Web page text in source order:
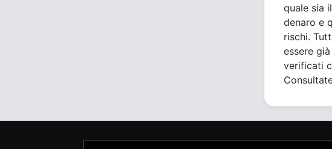
quale sia
denaro e
rischi.
essere
verificati